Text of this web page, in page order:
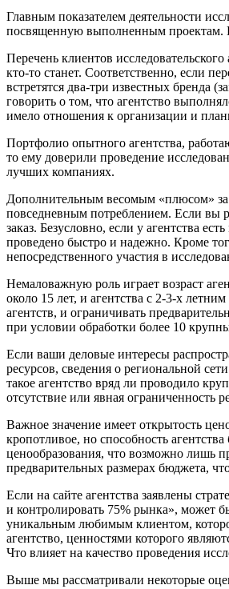
Главным показателем деятельности
посвященную выполненным проектам.
Перечень клиентов
кто-то станет. Соответственно, если
встретятся два-три известных бренда
говорить о том, что агентство
имело отношения к организации и
Портфолио опытного агентства,
то ему доверили проведение
лучших компаниях.
Дополнительным весомым «плюсом» за
повседневным потреблением. Если вы
заказ. Безусловно, если у агентства
проведено быстро и надежно. Кроме
непосредственного участия в
Немаловажную роль играет возраст
около 15 лет, и агентства с 2-3-х
агентств, и ограничивать
при условии обработки более 10
Если ваши деловые интересы
ресурсов, сведения о региональной
такое агентство вряд ли проводило
отсутствие или явная ограниченность
Важное значение имеет открытость
кропотливое, но способность
ценообразования, что возможно лишь
предварительных размерах бюджета,
Если на сайте агентства заявлены
и контролировать 75% рынка», может
уникальным любимым клиентом,
агентство, ценностями которого
Что влияет на качество проведения
Выше мы рассматривали некоторые